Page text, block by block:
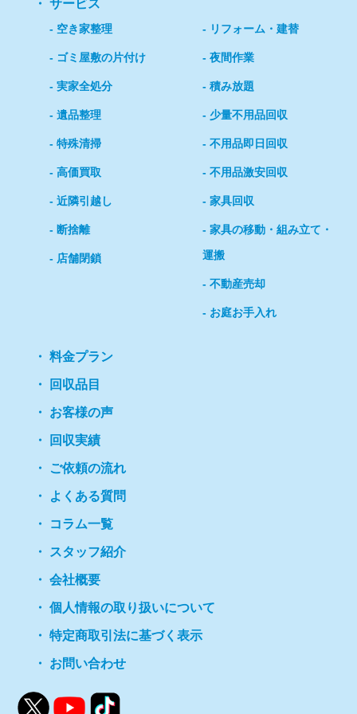
サービス
空き家整理
ゴミ屋敷の片付け
実家全処分
遺品整理
特殊清掃
高価買取
近隣引越し
断捨離
店舗閉鎖
リフォーム・建替
夜間作業
積み放題
少量不用品回収
不用品即日回収
不用品激安回収
家具回収
家具の移動・組み立て・
運搬
不動産売却
お庭お手入れ
料金プラン
回収品目
お客様の声
回収実績
ご依頼の流れ
よくある質問
コラム一覧
スタッフ紹介
会社概要
個人情報の取り扱いについて
特定商取引法に基づく表示
お問い合わせ